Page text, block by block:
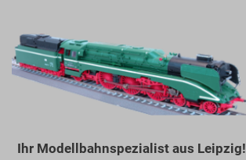
Ihr Modellbahnspezialist aus Leipzig!